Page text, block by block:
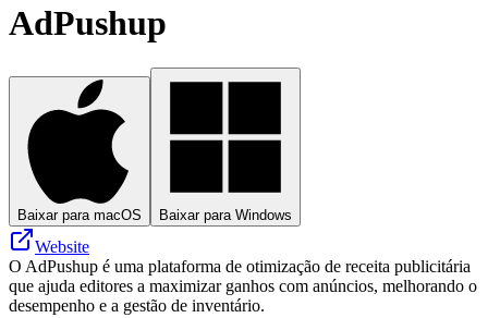
AdPushup
Baixar para macOS Baixar para Windows
Website
O AdPushup é uma plataforma de otimização de receita publicitária
que ajuda editores a maximizar ganhos com anúncios, melhorando o
desempenho e a gestão de inventário.